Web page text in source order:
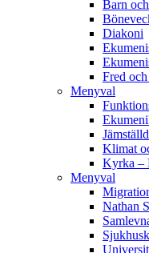
Barn
Diakoni
Fred
Menyval
Klimat
Kyrka –
Menyval
Nathan